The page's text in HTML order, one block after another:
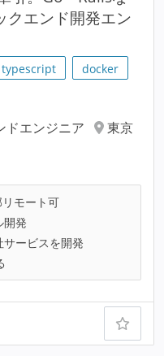
クエンド開発エン
typescript
docker
ドエンジニア
東京
モート可
開発
サービスを開発